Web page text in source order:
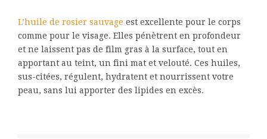
L’huile de rosier sauvage est excellente pour le corps
comme pour le visage. Elles pénètrent en profondeur
et ne laissent pas de film gras à la surface, tout en
apportant au teint, un fini mat et velouté. Ces huiles,
sus-citées, régulent, hydratent et nourrissent votre
peau, sans lui apporter des lipides en excès.